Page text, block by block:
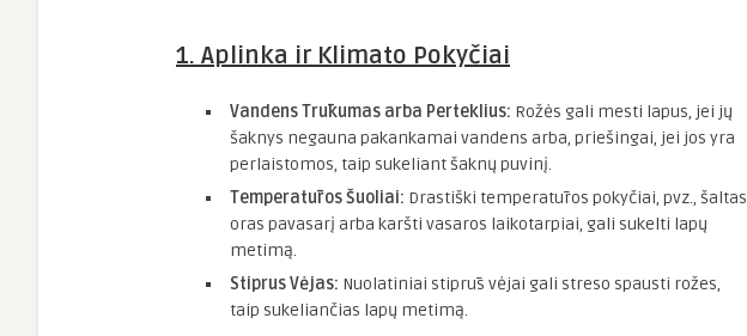
1. Aplinka ir Klimato Pokyčiai
Vandens Trūkumas arba Perteklius: Rožės gali mesti lapus, jei jų
šaknys negauna pakankamai vandens arba, priešingai, jei jos yra
perlaistomos, taip sukeliant šaknų puvinį.
Temperatūros Šuoliai: Drastiški temperatūros pokyčiai, pvz., šaltas
oras pavasarį arba karšti vasaros laikotarpiai, gali sukelti lapų
metimą.
Stiprus Vėjas: Nuolatiniai stiprūs vėjai gali streso spausti rožes,
taip sukeliančias lapų metimą.